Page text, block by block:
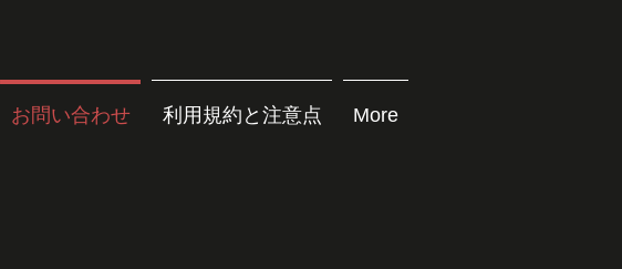
お問い合わせ 利用規約と注意点 More